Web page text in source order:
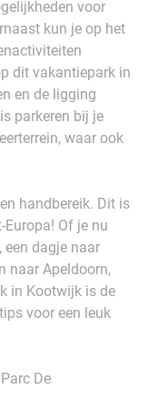
voor
kun je op het
dit vakantiepark in
en de ligging
parkeren bij je
waar ook
handbereik. Dit is
Of je nu
dagje naar
naar Apeldoorn,
in Kootwijk is de
voor een leuk
De